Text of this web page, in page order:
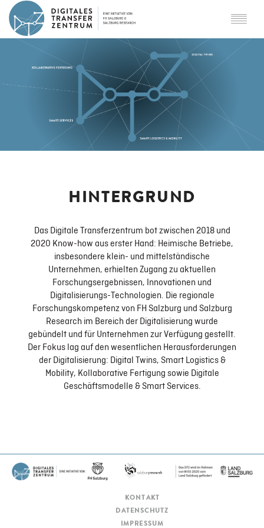
SCHWERPUNKTE
Smart Logistics & Mobility
Digitale Geschäftsmodelle & Smart Services
Kollaborative Fertigung
ERGEBNISSE
HINTERGRUND
Das Digitale Transferzentrum bot zwischen 2018 und
2020 Know-how aus erster Hand: Heimische Betriebe,
insbesondere klein- und mittelständische
Unternehmen, erhielten Zugang zu aktuellen
Forschungsergebnissen, Innovationen und
Digitalisierungs-Technologien. Die regionale
Forschungskompetenz von FH Salzburg und Salzburg
Research im Bereich der Digitalisierung wurde
gebündelt und für Unternehmen zur Verfügung gestellt.
Der Fokus lag auf den wesentlichen Herausforderungen
der Digitalisierung: Digital Twins, Smart Logistics &
Mobility, Kollaborative Fertigung sowie Digitale
Geschäftsmodelle & Smart Services.
KONTAKT
DATENSCHUTZ
IMPRESSUM